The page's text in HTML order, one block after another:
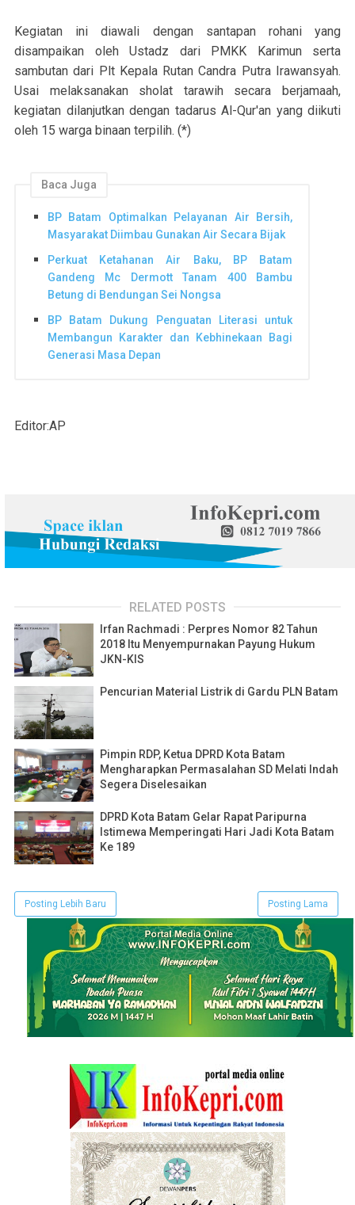
Kegiatan ini diawali dengan santapan rohani yang
disampaikan oleh Ustadz dari PMKK Karimun serta
sambutan dari Plt Kepala Rutan Candra Putra Irawansyah.
Usai melaksanakan sholat tarawih secara berjamaah,
kegiatan dilanjutkan dengan tadarus Al-Qur'an yang diikuti
oleh 15 warga binaan terpilih. (*)
Baca Juga
BP Batam Optimalkan Pelayanan Air Bersih,
Masyarakat Diimbau Gunakan Air Secara Bijak
Perkuat Ketahanan Air Baku, BP Batam
Gandeng Mc Dermott Tanam 400 Bambu
Betung di Bendungan Sei Nongsa
BP Batam Dukung Penguatan Literasi untuk
Membangun Karakter dan Kebhinekaan Bagi
Generasi Masa Depan
Editor:AP
RELATED POSTS
Irfan Rachmadi : Perpres Nomor 82 Tahun
2018 Itu Menyempurnakan Payung Hukum
JKN-KIS
Pencurian Material Listrik di Gardu PLN Batam
Pimpin RDP, Ketua DPRD Kota Batam
Mengharapkan Permasalahan SD Melati Indah
Segera Diselesaikan
DPRD Kota Batam Gelar Rapat Paripurna
Istimewa Memperingati Hari Jadi Kota Batam
Ke 189
Posting Lebih Baru Posting Lama